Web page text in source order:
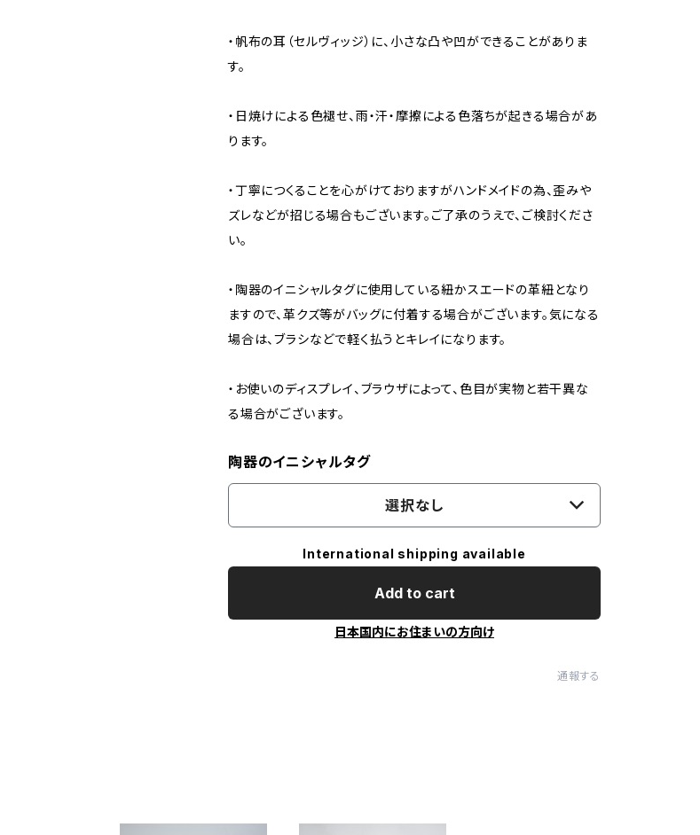
・帆布の耳（セルヴィッジ）に、小さな凸や凹ができることがありま
す。
・日焼けによる色褪せ、雨・汗・摩擦による色落ちが起きる場合があ
ります。
・丁寧につくることを心がけておりますがハンドメイドの為、歪みや
ズレなどが招じる場合もございます。ご了承のうえで、ご検討くださ
い。
・陶器のイニシャルタグに使用している紐かスエードの革紐となり
ますので、革クズ等がバッグに付着する場合がございます。気になる
場合は、ブラシなどで軽く払うとキレイになります。
・お使いのディスプレイ、ブラウザによって、色目が実物と若干異な
る場合がございます。
陶器のイニシャルタグ
選択なし
International shipping available
Add to cart
日本国内にお住まいの方向け
通報する